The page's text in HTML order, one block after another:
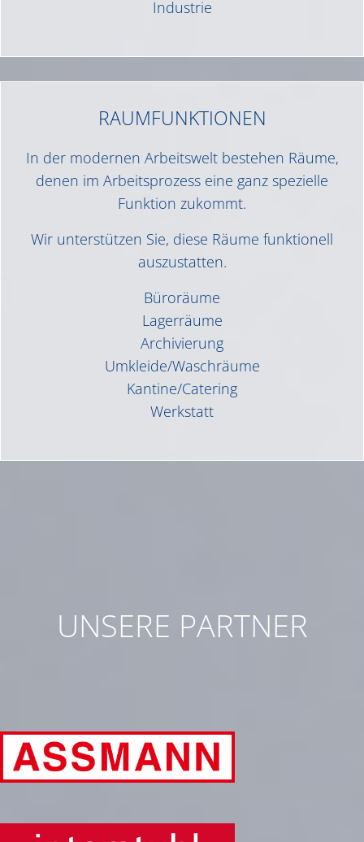
Industrie
RAUMFUNKTIONEN
In der modernen Arbeitswelt bestehen Räume,
denen im Arbeitsprozess eine ganz spezielle
Funktion zukommt.
Wir unterstützen Sie, diese Räume funktionell
auszustatten.
Büroräume
Lagerräume
Archivierung
Umkleide/Waschräume
Kantine/Catering
Werkstatt
UNSERE PARTNER